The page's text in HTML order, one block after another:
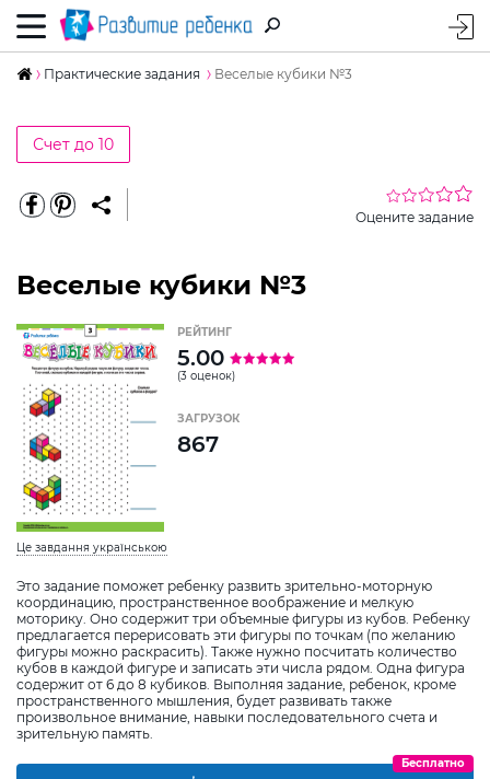
Практические задания Веселые кубики №3
Счет до 10
Оцените задание
Веселые кубики №3
Це завдання українською
Это задание поможет ребенку развить зрительно-моторную
координацию, пространственное воображение и мелкую
моторику. Оно содержит три объемные фигуры из кубов. Ребенку
предлагается перерисовать эти фигуры по точкам (по желанию
фигуры можно раскрасить). Также нужно посчитать количество
кубов в каждой фигуре и записать эти числа рядом. Одна фигура
содержит от 6 до 8 кубиков. Выполняя задание, ребенок, кроме
пространственного мышления, будет развивать также
произвольное внимание, навыки последовательного счета и
зрительную память.
РЕЙТИНГ
5.00
(3 оценок)
ЗАГРУЗОК
867
Бесплатно